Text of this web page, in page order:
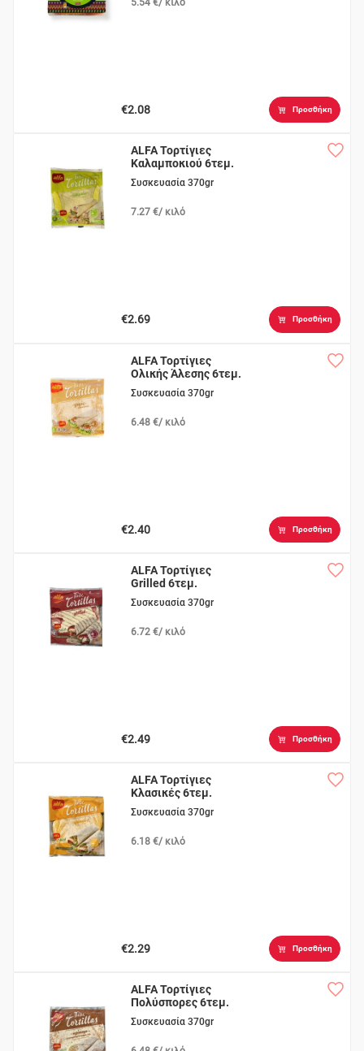
5.54 €/ κιλό
€2.08 Προσθήκη
ALFA Τορτίγιες
Καλαμποκιού 6τεμ.
Συσκευασία 370gr
7.27 €/ κιλό
€2.69 Προσθήκη
ALFA Τορτίγιες
Ολικής Άλεσης 6τεμ.
Συσκευασία 370gr
6.48 €/ κιλό
€2.40 Προσθήκη
ALFA Τορτίγιες
Grilled 6τεμ.
Συσκευασία 370gr
6.72 €/ κιλό
€2.49 Προσθήκη
ALFA Τορτίγιες
Κλασικές 6τεμ.
Συσκευασία 370gr
6.18 €/ κιλό
€2.29 Προσθήκη
ALFA Τορτίγιες
Πολύσπορες 6τεμ.
Συσκευασία 370gr